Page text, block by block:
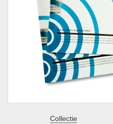
Collectie